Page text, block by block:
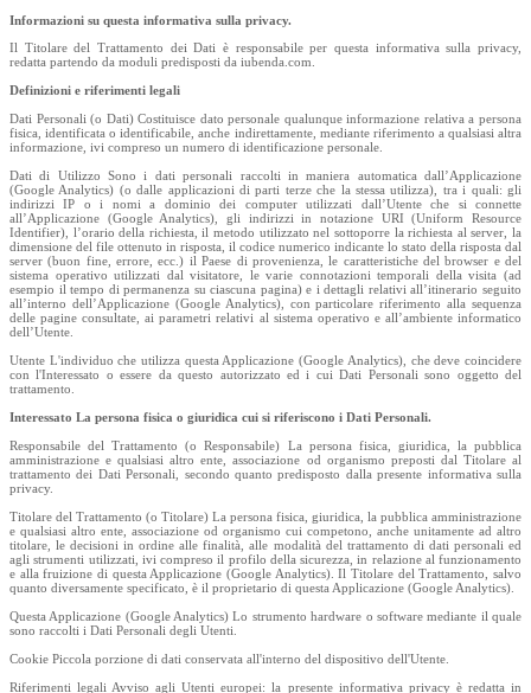
Informazioni su questa informativa sulla privacy.
Il Titolare del Trattamento dei Dati è responsabile per questa informativa sulla privacy,
redatta partendo da moduli predisposti da iubenda.com.
Definizioni e riferimenti legali
Dati Personali (o Dati) Costituisce dato personale qualunque informazione relativa a persona
fisica, identificata o identificabile, anche indirettamente, mediante riferimento a qualsiasi altra
informazione, ivi compreso un numero di identificazione personale.
Dati di Utilizzo Sono i dati personali raccolti in maniera automatica dall’Applicazione
(Google Analytics) (o dalle applicazioni di parti terze che la stessa utilizza), tra i quali: gli
indirizzi IP o i nomi a dominio dei computer utilizzati dall’Utente che si connette
all’Applicazione (Google Analytics), gli indirizzi in notazione URI (Uniform Resource
Identifier), l’orario della richiesta, il metodo utilizzato nel sottoporre la richiesta al server, la
dimensione del file ottenuto in risposta, il codice numerico indicante lo stato della risposta dal
server (buon fine, errore, ecc.) il Paese di provenienza, le caratteristiche del browser e del
sistema operativo utilizzati dal visitatore, le varie connotazioni temporali della visita (ad
esempio il tempo di permanenza su ciascuna pagina) e i dettagli relativi all’itinerario seguito
all’interno dell’Applicazione (Google Analytics), con particolare riferimento alla sequenza
delle pagine consultate, ai parametri relativi al sistema operativo e all’ambiente informatico
dell’Utente.
Utente L'individuo che utilizza questa Applicazione (Google Analytics), che deve coincidere
con l'Interessato o essere da questo autorizzato ed i cui Dati Personali sono oggetto del
trattamento.
Interessato La persona fisica o giuridica cui si riferiscono i Dati Personali.
Responsabile del Trattamento (o Responsabile) La persona fisica, giuridica, la pubblica
amministrazione e qualsiasi altro ente, associazione od organismo preposti dal Titolare al
trattamento dei Dati Personali, secondo quanto predisposto dalla presente informativa sulla
privacy.
Titolare del Trattamento (o Titolare) La persona fisica, giuridica, la pubblica amministrazione
e qualsiasi altro ente, associazione od organismo cui competono, anche unitamente ad altro
titolare, le decisioni in ordine alle finalità, alle modalità del trattamento di dati personali ed
agli strumenti utilizzati, ivi compreso il profilo della sicurezza, in relazione al funzionamento
e alla fruizione di questa Applicazione (Google Analytics). Il Titolare del Trattamento, salvo
quanto diversamente specificato, è il proprietario di questa Applicazione (Google Analytics).
Questa Applicazione (Google Analytics) Lo strumento hardware o software mediante il quale
sono raccolti i Dati Personali degli Utenti.
Cookie Piccola porzione di dati conservata all'interno del dispositivo dell'Utente.
Riferimenti legali Avviso agli Utenti europei: la presente informativa privacy è redatta in